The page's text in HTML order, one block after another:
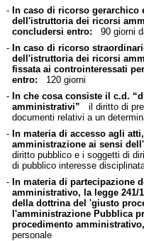
- In caso di ricorso gerarchico
dell'istruttoria dei ricorsi
concludersi entro: 90 giorni
- In caso di ricorso
dell'istruttoria dei ricorsi
fissata ai controinteressati
entro: 120 giorni
- In che cosa consiste il c.d.
amministrativi” il diritto di
documenti relativi a un
- In materia di accesso agli
amministrazione ai sensi
diritto pubblico e i soggetti di
di pubblico interesse
- In materia di partecipazione
amministrativo, la legge 241/
della dottrina del 'giusto
l'amministrazione Pubblica
procedimento
personale